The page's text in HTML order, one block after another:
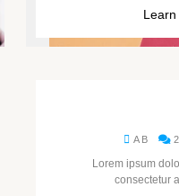
A B
Lorem ipsum
consectetur